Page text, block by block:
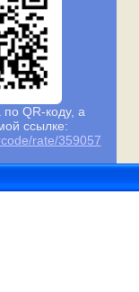
по QR-коду, а
ссылке:
rate/359057